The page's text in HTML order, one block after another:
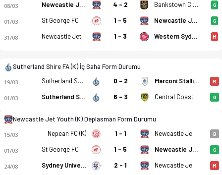
Sutherland Shire FA (K) - Newcastle Jet Youth (K) 0-2 bitti.
08/03 Newcastle Jet Youth (K) 4 - 2 Bankstown City FC (K) G
01/03 St George FC (K) 1 - 5 Newcastle Jet Youth (K) G
31/08 Newcastle Jet Youth (K) 1 - 3 Western Sydney Wanderers Youth (K) M
Sutherland Shire FA (K) İç Saha Form Durumu
19/03 Sutherland Shire FA (K) 0 - 2 Marconi Stallions (K) M
01/03 Sutherland Shire FA (K) 6 - 3 Central Coast Mariners 2 (K) G
Newcastle Jet Youth (K) Deplasman Form Durumu
15/03 Nepean FC (K) 1 - 1 Newcastle Jet Youth (K) B
01/03 St George FC (K) 1 - 5 Newcastle Jet Youth (K) G
24/08 Sydney University SFC (K) 2 - 1 Newcastle Jet Youth (K) M